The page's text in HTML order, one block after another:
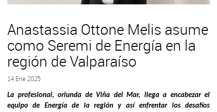
Anastassia Ottone Melis asume
como Seremi de Energía en la
región de Valparaíso
14 Ene 2025
La profesional, oriunda de Viña del Mar, llega a encabezar el
equipo de Energía de la región y así enfrentar los desafíos